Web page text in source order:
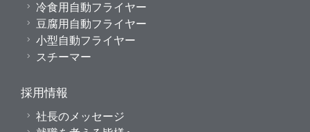
冷食用自動フライヤー
豆腐用自動フライヤー
小型自動フライヤー
スチーマー
採用情報
社長のメッセージ